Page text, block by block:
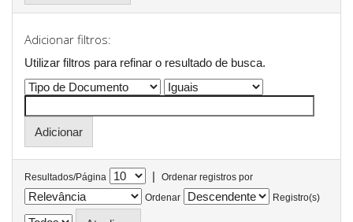
Adicionar filtros:
Utilizar filtros para refinar o resultado de busca.
Resultados/Página |
Ordenar registros por
Ordenar
Registro(s)